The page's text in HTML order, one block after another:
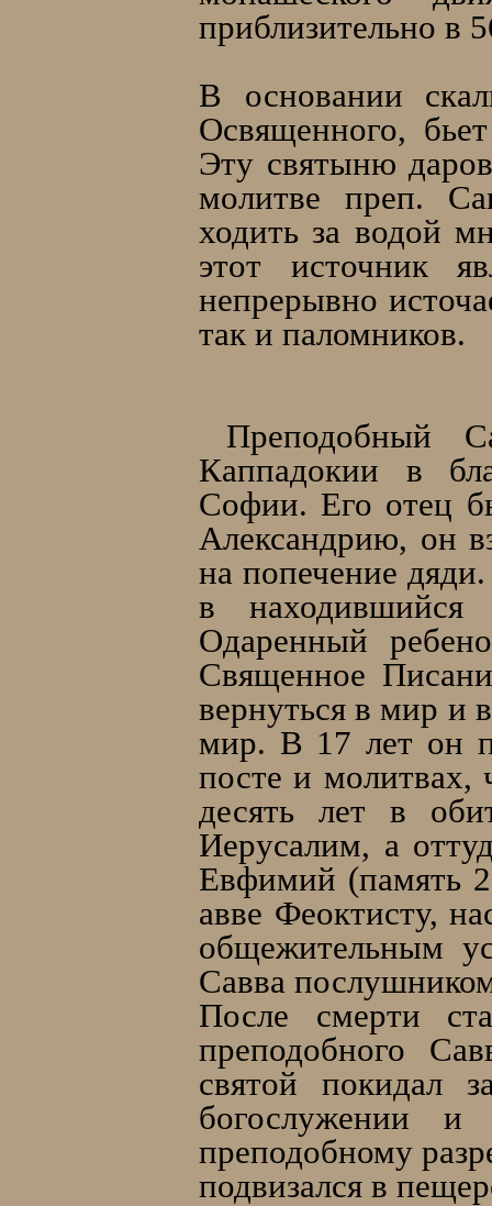
приблизительно в
В основании
Освященного,
Эту святыню
молитве преп.
ходить за водой
этот источник
непрерывно
так и паломников.
Преподобный
Каппадокии в
Софии. Его отец
Александрию, он
на попечение
в находившийся
Одаренный
Священное
вернуться в мир и
мир. В 17 лет он
посте и молитвах,
десять лет в
Иерусалим, а
Евфимий (память
авве Феоктисту,
общежительным
Савва
После смерти
преподобного
святой покидал
богослужении
преподобному
подвизался в